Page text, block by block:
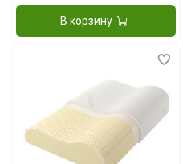
В корзину